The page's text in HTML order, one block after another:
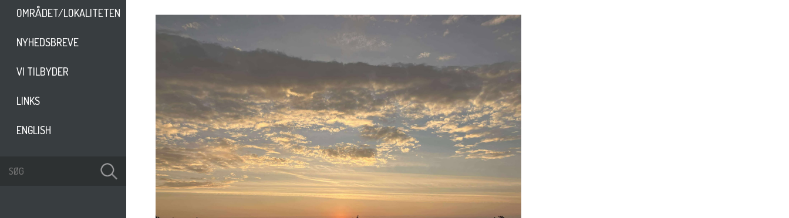
OMRÅDET/LOKALITETEN
NYHEDSBREVE
VI TILBYDER
LINKS
ENGLISH